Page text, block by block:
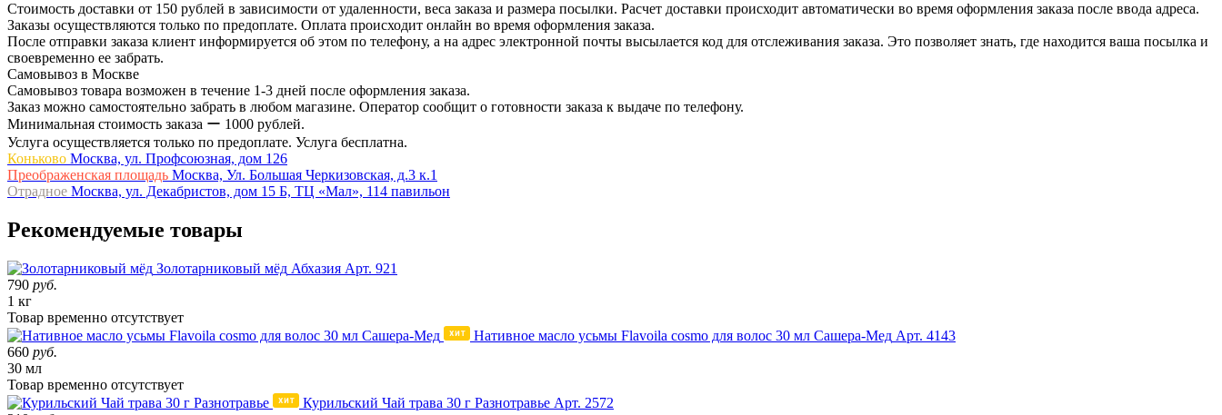
Стоимость доставки от 150 рублей в зависимости от удаленности, веса заказа и размера посылки. Расчет доставки происходит автоматически во время оформления заказа после ввода адреса.
Заказы осуществляются только по предоплате. Оплата происходит онлайн во время оформления заказа.
После отправки заказа клиент информируется об этом по телефону, а на адрес электронной почты высылается код для отслеживания заказа. Это позволяет знать, где находится ваша посылка и
своевременно ее забрать.
Самовывоз в Москве
Самовывоз товара возможен в течение 1-3 дней после оформления заказа.
Заказ можно самостоятельно забрать в любом магазине. Оператор сообщит о готовности заказа к выдаче по телефону.
Минимальная стоимость заказа ー 1000 рублей.
Услуга осуществляется только по предоплате. Услуга бесплатна.
Коньково Москва, ул. Профсоюзная, дом 126
Преображенская площадь Москва, Ул. Большая Черкизовская, д.3 к.1
Отрадное Москва, ул. Декабристов, дом 15 Б, ТЦ «Мал», 114 павильон
Рекомендуемые товары
Золотарниковый мёд Абхазия Арт. 921
790 руб.
1 кг
Товар временно отсутствует
Нативное масло усьмы Flavoila cosmo для волос 30 мл Сашера-Мед Арт. 4143
660 руб.
30 мл
Товар временно отсутствует
Курильский Чай трава 30 г Разнотравье Арт. 2572